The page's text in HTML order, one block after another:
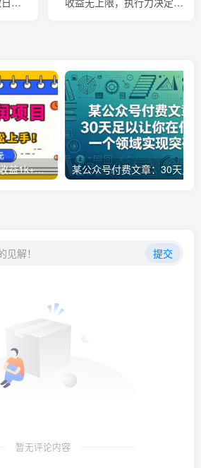
游戏高利润项目，日收益1k+，全自动，无需值守，解放双手，小白轻松上手【揭秘】
解！ 提交
暂无评论内容